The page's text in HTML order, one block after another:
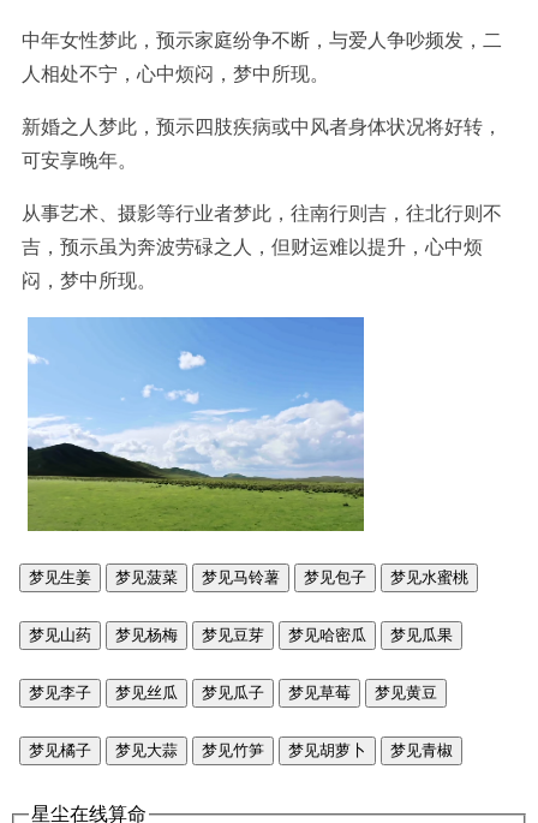
中年女性梦此，预示家庭纷争不断，与爱人争吵频发，二
人相处不宁，心中烦闷，梦中所现。
新婚之人梦此，预示四肢疾病或中风者身体状况将好转，
可安享晚年。
从事艺术、摄影等行业者梦此，往南行则吉，往北行则不
吉，预示虽为奔波劳碌之人，但财运难以提升，心中烦
闷，梦中所现。
梦见生姜 梦见菠菜 梦见马铃薯 梦见包子 梦见水蜜桃
梦见山药 梦见杨梅 梦见豆芽 梦见哈密瓜 梦见瓜果
梦见李子 梦见丝瓜 梦见瓜子 梦见草莓 梦见黄豆
梦见橘子 梦见大蒜 梦见竹笋 梦见胡萝卜 梦见青椒
星尘在线算命